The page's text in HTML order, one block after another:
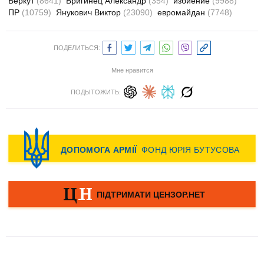
ПР (10759) Янукович Виктор (23090) евромайдан (7748)
ПОДЕЛИТЬСЯ:
Мне нравится
ПОДЫТОЖИТЬ: